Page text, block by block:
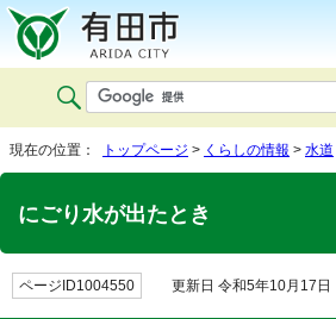
現在の位置： トップページ > くらしの情報 > 水道
にごり水が出たとき
ページID1004550 更新日 令和5年10月17日